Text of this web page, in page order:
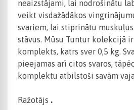
neaizstājami, lai nodrošinātu
veikt visdažādākos
svariem, lai stiprinātu
stāvus. Mūsu Tuntur kolekcijā
komplekts, katrs sver 0,5 kg.
pieejamas arī citos svaros,
komplektu atbilstoši savām
Ražotājs .